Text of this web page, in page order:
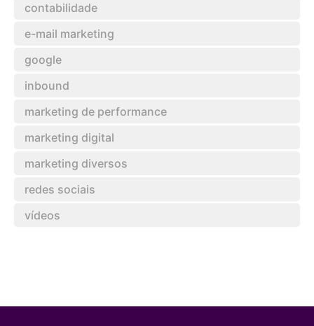
contabilidade
e-mail marketing
google
inbound
marketing de performance
marketing digital
marketing diversos
redes sociais
vídeos